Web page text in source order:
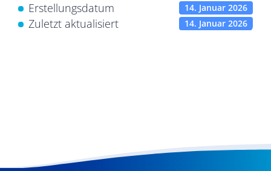
Erstellungsdatum 14. Januar 2026
Zuletzt aktualisiert 14. Januar 2026